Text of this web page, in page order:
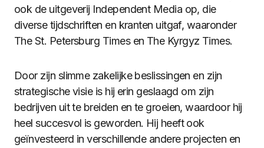
ook de uitgeverij Independent Media op, die
diverse tijdschriften en kranten uitgaf, waaronder
The St. Petersburg Times en The Kyrgyz Times.
Door zijn slimme zakelijke beslissingen en zijn
strategische visie is hij erin geslaagd om zijn
bedrijven uit te breiden en te groeien, waardoor hij
heel succesvol is geworden. Hij heeft ook
geïnvesteerd in verschillende andere projecten en